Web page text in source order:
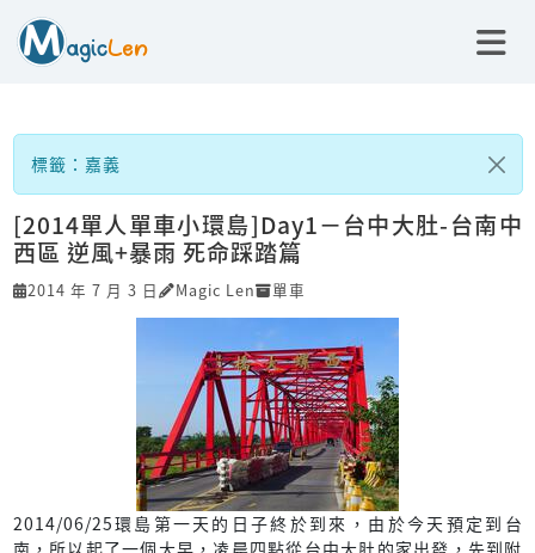
標籤：嘉義
[2014單人單車小環島]Day1－台中大肚-台南中
西區 逆風+暴雨 死命踩踏篇
2014 年 7 月 3 日 Magic Len 單車
2014/06/25環島第一天的日子終於到來，由於今天預定到台
南，所以起了一個大早，凌晨四點從台中大肚的家出發，先到附